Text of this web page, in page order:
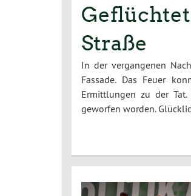
Straße
In der vergangenen
Fassade. Das Feuer
Ermittlungen zu der
geworfen worden.